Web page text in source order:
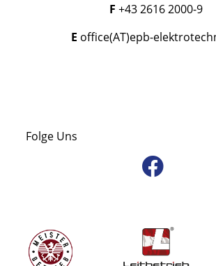
F +43 2616 2000-9
E office(AT)epb-
Folge Uns